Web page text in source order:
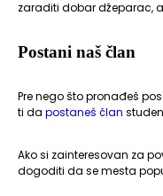
zaraditi dobar džeparac,
Postani naš član
Pre nego što pronađeš
ti da postaneš član
Ako si zainteresovan za
dogoditi da se mesta